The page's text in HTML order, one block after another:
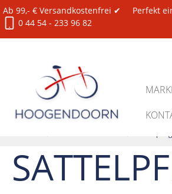
Ab 99,- € Versandkostenfrei ✔ Perfekt
0 44 54 - 233 96 82